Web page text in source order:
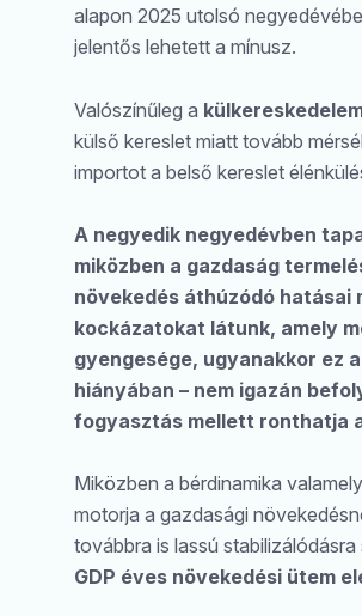
alapon 2025 utolsó
jelentős lehetett a mínusz.
Valószínűleg a
külső kereslet miatt tovább
importot a belső kereslet
A negyedik negyedévben
miközben a gazdaság
növekedés áthúzódó hatásai
kockázatokat látunk, amely
gyengesége, ugyanakkor ez
hiányában – nem igazán
fogyasztás mellett ronthatja
Miközben a bérdinamika
motorja a gazdasági
továbbra is lassú
GDP éves növekedési ütem